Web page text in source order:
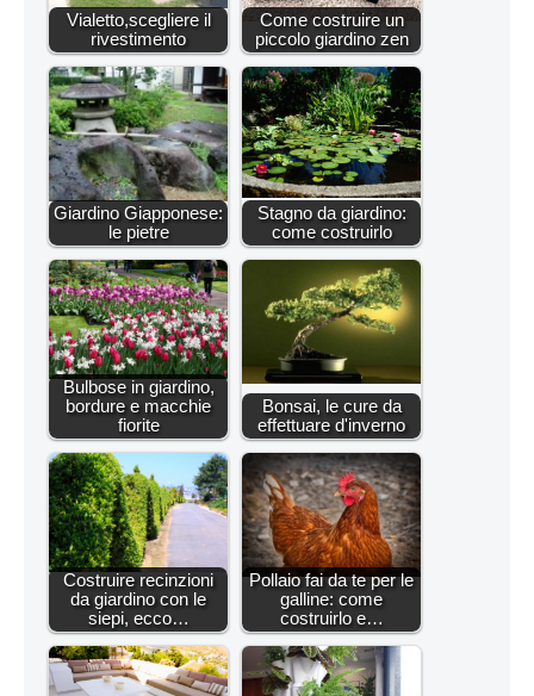
Vialetto,scegliere il
rivestimento
Come costruire un
piccolo giardino zen
Giardino Giapponese:
le pietre
Stagno da giardino:
come costruirlo
Bulbose in giardino,
bordure e macchie
fiorite
Bonsai, le cure da
effettuare d'inverno
Costruire recinzioni
da giardino con le
siepi, ecco…
Pollaio fai da te per le
galline: come
costruirlo e…